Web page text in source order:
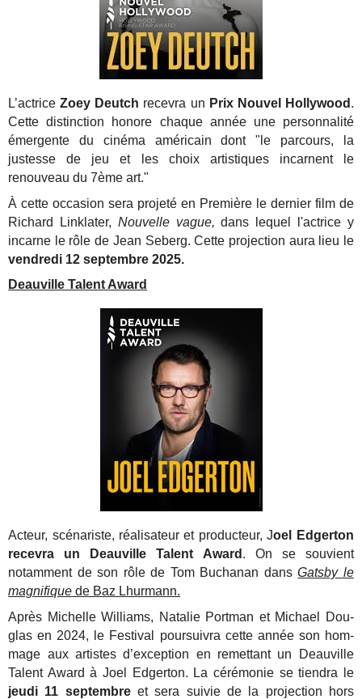
L’actriceZoey Deutch recevra un Prix Nouvel Hollywood .
Cette distinction honore chaque année une personnalité
émergente du cinéma américain dont "le parcours, la
justesse de jeu et les choix artistiques incarnent le
renouveau du 7ème art."
À cette occasion sera projeté en Première le dernier film de
Richard Linklater, Nouvelle vague, dans lequel l'actrice y
incarne le rôle de Jean Seberg. Cette projection aura lieu le
vendredi 12 septembre 2025.
Deauville Talent Award
Acteur, scé­na­riste, réa­li­sa­teur et pro­duc­teur, Joel Edger­ton
recevra un Deauville Talent Award . On se souvient
notamment de son rôle de Tom Buchanan dansGatsby le
magnifique de Baz Lhurmann.
Après Michelle Williams, Nata­lie Port­man et Michael Dou­
glas en 2024, le Fes­ti­val pour­sui­vra cette année son hom­
mage aux artistes d’exception en remet­tant un Deau­ville
Talent Award à Joel Edger­ton. La céré­mo­nie se tien­dra le
jeu­di 11 sep­tembreet sera sui­vie de la pro­jec­tion hors